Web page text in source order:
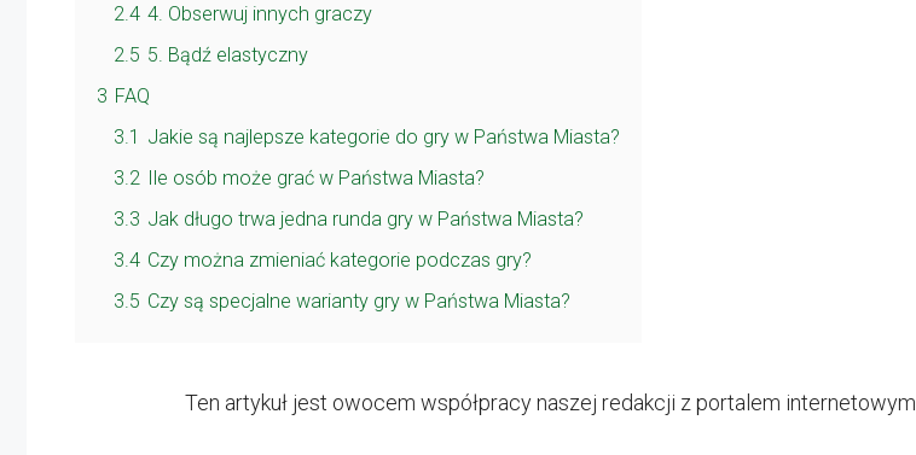
2.4 4. Obserwuj innych graczy
2.5 5. Bądź elastyczny
3 FAQ
3.1 Jakie są najlepsze kategorie do gry w Państwa Miasta?
3.2 Ile osób może grać w Państwa Miasta?
3.3 Jak długo trwa jedna runda gry w Państwa Miasta?
3.4 Czy można zmieniać kategorie podczas gry?
3.5 Czy są specjalne warianty gry w Państwa Miasta?
Ten artykuł jest owocem współpracy naszej redakcji z portalem internetowym